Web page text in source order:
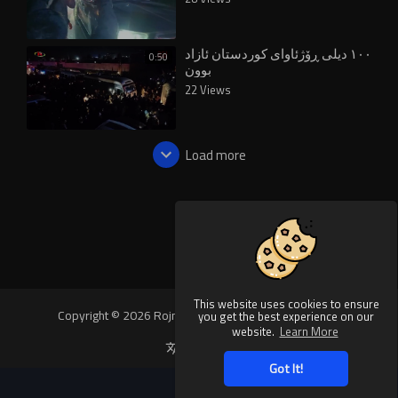
This website uses cookies to ensure
you get the best experience on our
website. Learn More
Got It!
0:50 ١٠٠ دیلی ڕۆژئاوای کوردستان ئازاد
بوون
22 Views
Load more
Copyright © 2026 Rojnews Video. All rights reserved.
Language